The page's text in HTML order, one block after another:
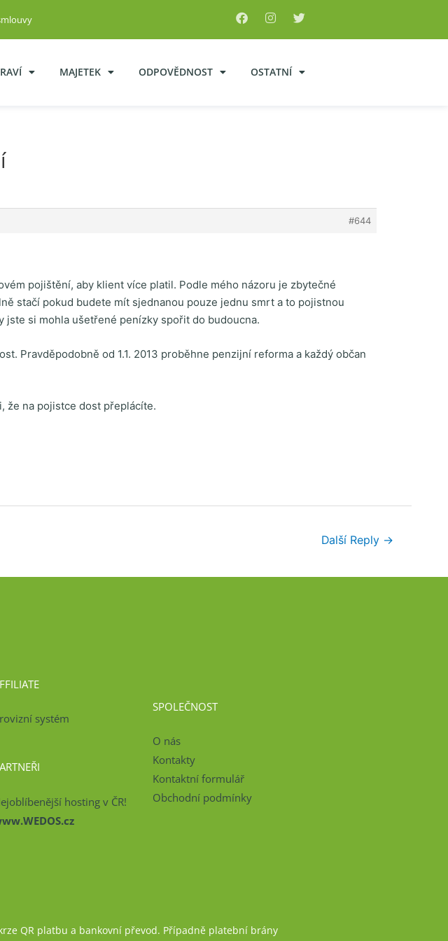
MAJETEK ODPOVĚDNOST OSTATNÍ
#644
pojištění, aby klient více platil. Podle mého názoru je zbytečné
stačí pokud budete mít sjednanou pouze jednu smrt a to pojistnou
si mohla ušetřené penízky spořit do budoucna.
Pravděpodobně od 1.1. 2013 proběhne penzijní reforma a každý občan
že na pojistce dost přeplácíte.
Další Reply →
systém
hosting v ČR!
SPOLEČNOST
O nás
Kontakty
Kontaktní formulář
Obchodní podmínky
QR platbu a bankovní převod. Případně platební brány